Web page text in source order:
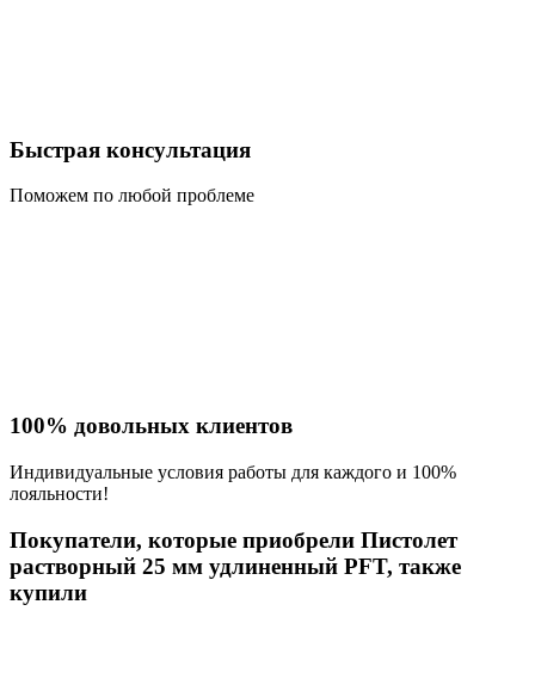
Быстрая консультация
Поможем по любой проблеме
100% довольных клиентов
Индивидуальные условия работы для каждого и 100%
лояльности!
Покупатели, которые приобрели Пистолет
растворный 25 мм удлиненный PFT, также
купили